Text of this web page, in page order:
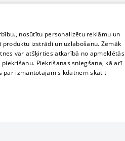
nosūtītu personalizētu reklāmu un
izstrādi un uzlabošanu. Zemāk
var atšķirties atkarībā no apmeklētās
Piekrišanas sniegšana, kā arī
par izmantotajām sīkdatnēm skatīt